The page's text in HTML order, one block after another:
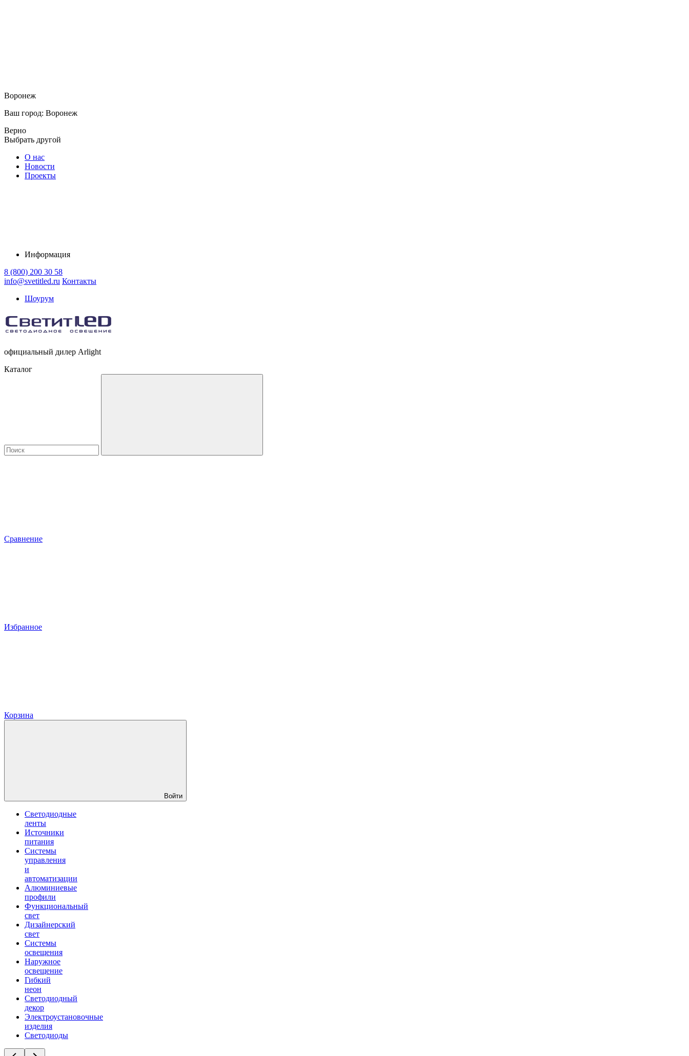
Воронеж
Ваш город: Воронеж
Верно
Выбрать другой
О нас
Новости
Проекты
Информация
8 (800) 200 30 58
info@svetitled.ru Контакты
Шоурум
официальный дилер Arlight
Каталог
Сравнение
Избранное
Корзина
Войти
Светодиодные
ленты
Источники
питания
Системы
управления
и
автоматизации
Алюминиевые
профили
Функциональный
свет
Дизайнерский
свет
Системы
освещения
Наружное
освещение
Гибкий
неон
Светодиодный
декор
Электроустановочные
изделия
Светодиоды